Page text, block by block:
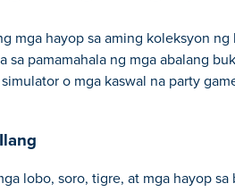
mga hayop sa aming koleksyon
sa pamamahala ng mga abalang
o mga kaswal na party
lobo, soro, tigre, at mga hayop